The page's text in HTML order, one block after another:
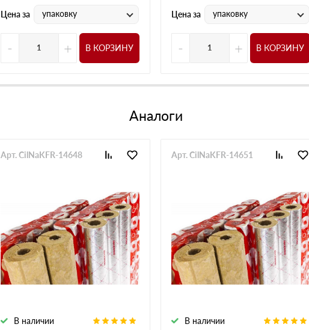
Цена за упаковку
- + В КОРЗИНУ
Цена за упаковку
- + В КОРЗИНУ
Аналоги
В наличии
Арт. CilNaKFR-14648
В наличии
Арт. CilNaKFR-14651